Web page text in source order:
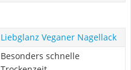
Liebglanz Veganer Nagellack
Besonders schnelle